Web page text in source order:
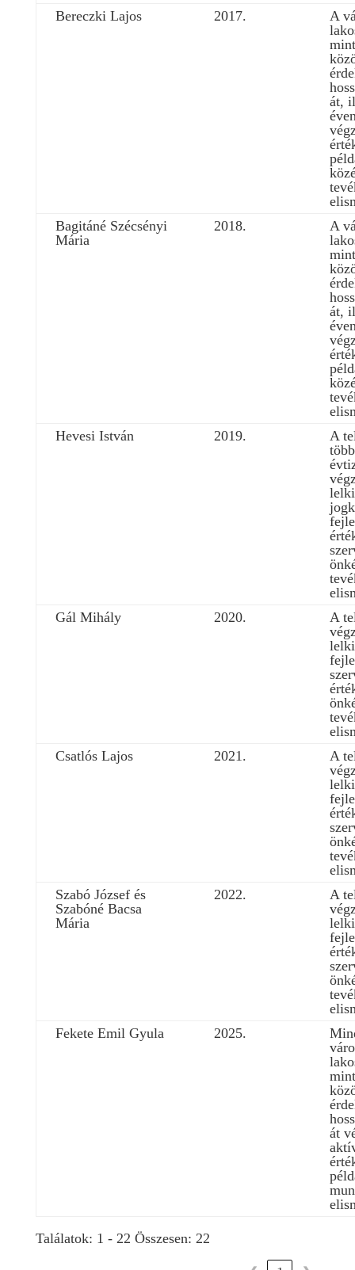
Bereczki Lajos
2017.
A
át,
Bagitáné Szécsényi
Mária
2018.
A
át,
Hevesi István
2019.
A
Gál Mihály
2020.
A
Csatlós Lajos
2021.
A
Szabó József és
Szabóné Bacsa
Mária
2022.
A
Fekete Emil Gyula
2025.
át
Találatok: 1 - 22 Összesen: 22